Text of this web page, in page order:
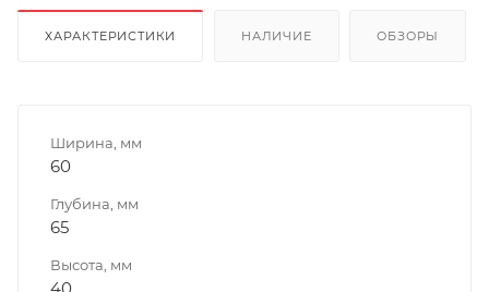
ХАРАКТЕРИСТИКИ НАЛИЧИЕ ОБЗОРЫ
Ширина, мм
60
Глубина, мм
65
Высота, мм